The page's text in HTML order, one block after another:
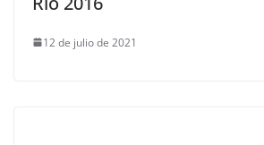
12 de julio de 2021